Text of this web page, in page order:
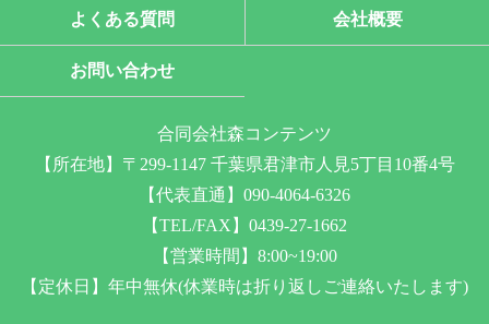
よくある質問 会社概要
お問い合わせ
合同会社森コンテンツ
【所在地】〒299-1147 千葉県君津市人見5丁目10番4号
【代表直通】090-4064-6326
【TEL/FAX】0439-27-1662
【営業時間】8:00~19:00
【定休日】年中無休(休業時は折り返しご連絡いたします)